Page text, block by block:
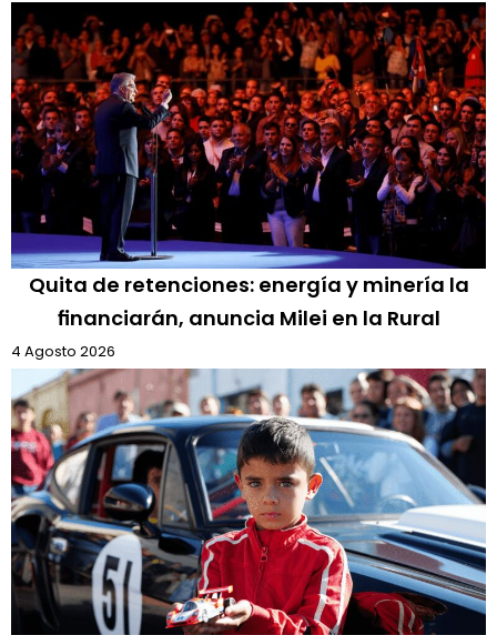
Quita de retenciones: energía y minería la
financiarán, anuncia Milei en la Rural
4 Agosto 2026